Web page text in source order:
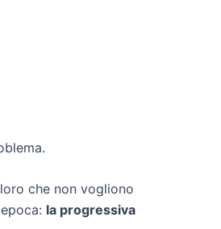
che non vogliono
la progressiva